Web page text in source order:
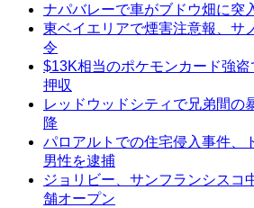
ナパバレーで車がブドウ畑に突
東ベイエリアで煙害注意報、サ
令
$13K相当のポケモンカード強
押収
レッドウッドシティで兄弟間の
降
パロアルトでの住宅侵入事件、
男性を逮捕
ジョリビー、サンフランシスコ
舗オープン